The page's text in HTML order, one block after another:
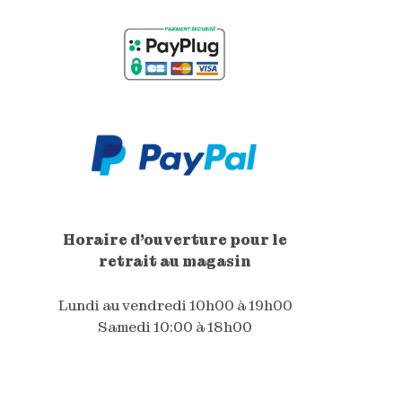
Horaire d'ouverture pour le
retrait au magasin
Lundi au vendredi 10h00 à 19h00
Samedi 10:00 à 18h00